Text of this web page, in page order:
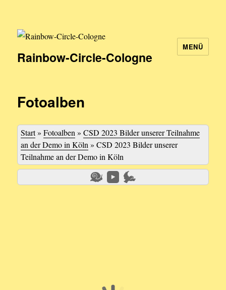
Rainbow-Circle-Cologne
MENÜ
Fotoalben
Start»Fotoalben»CSD 2023 Bilder unserer Teilnahme
an der Demo in Köln»CSD 2023 Bilder unserer
Teilnahme an der Demo in Köln